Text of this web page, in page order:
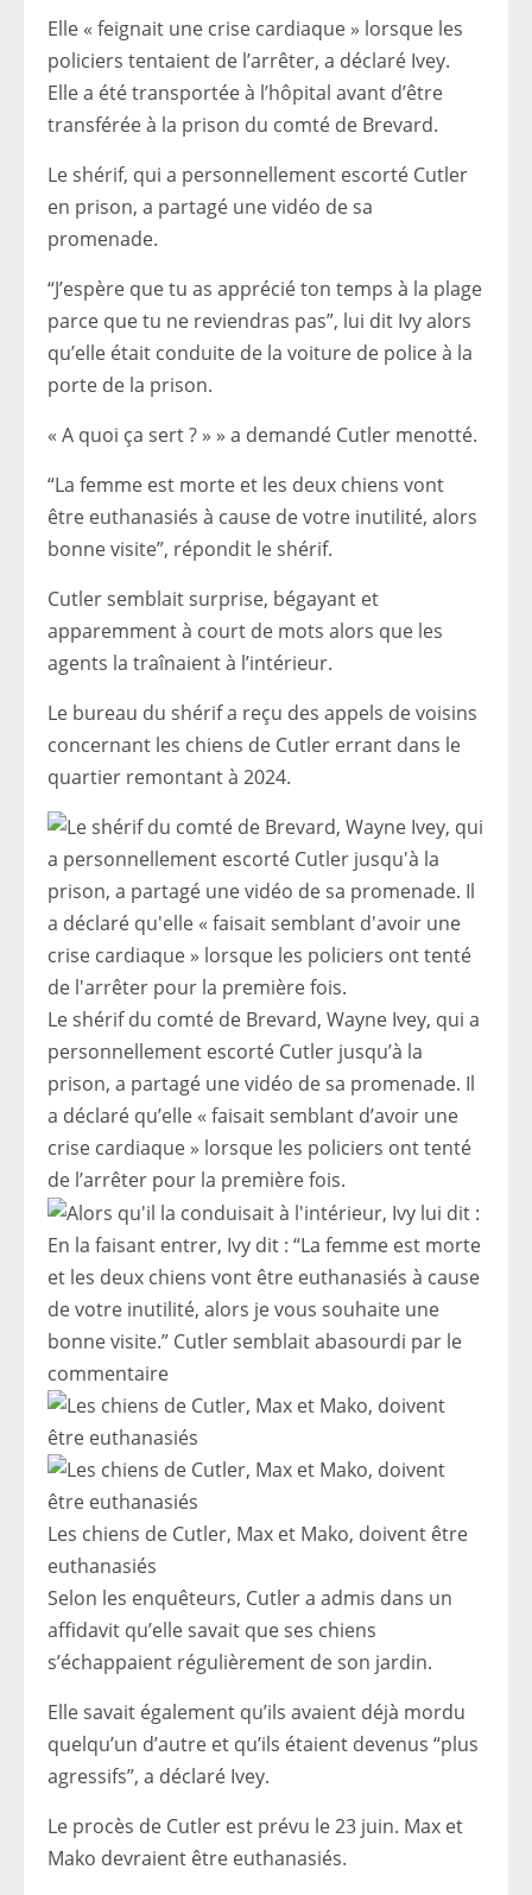
Elle « feignait une crise cardiaque » lorsque les
policiers tentaient de l’arrêter, a déclaré Ivey.
Elle a été transportée à l’hôpital avant d’être
transférée à la prison du comté de Brevard.
Le shérif, qui a personnellement escorté Cutler
en prison, a partagé une vidéo de sa
promenade.
“J’espère que tu as apprécié ton temps à la plage
parce que tu ne reviendras pas”, lui dit Ivy alors
qu’elle était conduite de la voiture de police à la
porte de la prison.
« A quoi ça sert ? » » a demandé Cutler menotté.
“La femme est morte et les deux chiens vont
être euthanasiés à cause de votre inutilité, alors
bonne visite”, répondit le shérif.
Cutler semblait surprise, bégayant et
apparemment à court de mots alors que les
agents la traînaient à l’intérieur.
Le bureau du shérif a reçu des appels de voisins
concernant les chiens de Cutler errant dans le
quartier remontant à 2024.
Le shérif du comté de Brevard, Wayne Ivey, qui a
personnellement escorté Cutler jusqu’à la
prison, a partagé une vidéo de sa promenade. Il
a déclaré qu’elle « faisait semblant d’avoir une
crise cardiaque » lorsque les policiers ont tenté
de l’arrêter pour la première fois.
En la faisant entrer, Ivy dit : “La femme est morte
et les deux chiens vont être euthanasiés à cause
de votre inutilité, alors je vous souhaite une
bonne visite.” Cutler semblait abasourdi par le
commentaire
Les chiens de Cutler, Max et Mako, doivent être
euthanasiés
Selon les enquêteurs, Cutler a admis dans un
affidavit qu’elle savait que ses chiens
s’échappaient régulièrement de son jardin.
Elle savait également qu’ils avaient déjà mordu
quelqu’un d’autre et qu’ils étaient devenus “plus
agressifs”, a déclaré Ivey.
Le procès de Cutler est prévu le 23 juin. Max et
Mako devraient être euthanasiés.